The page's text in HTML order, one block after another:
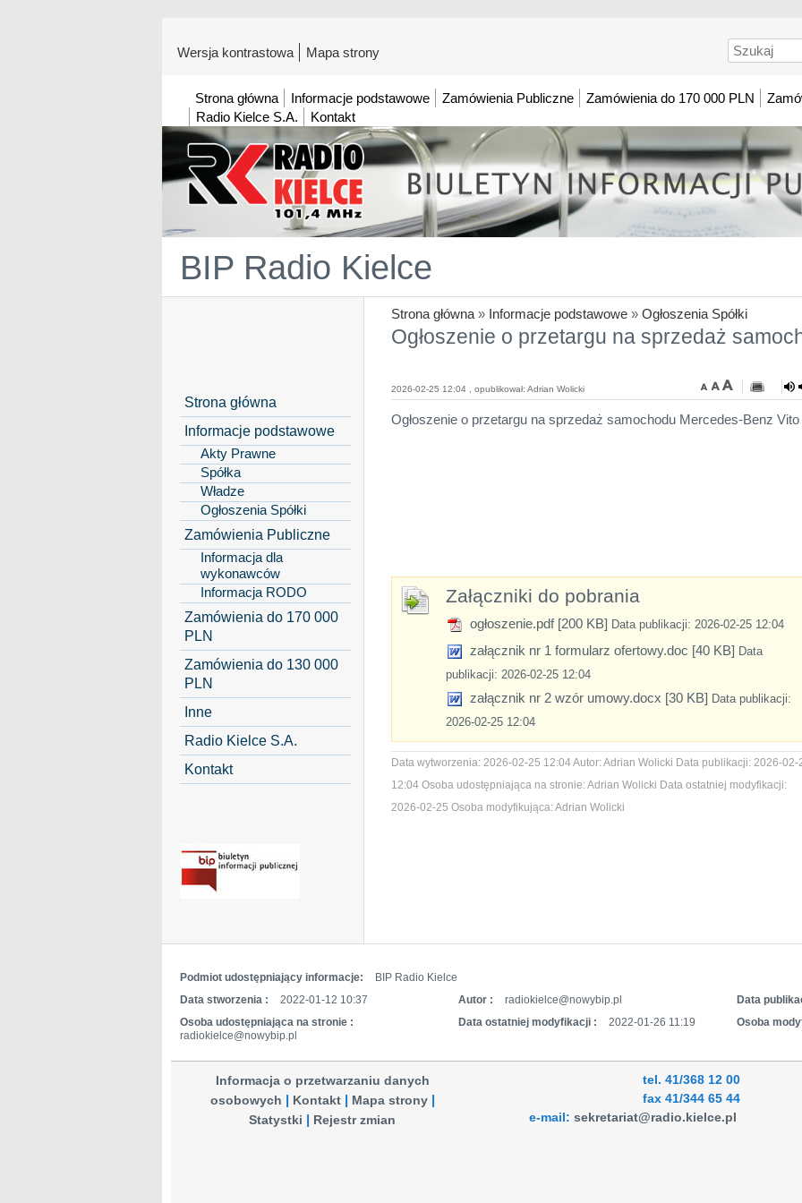
Wersja kontrastowa Mapa strony Szukaj
Strona główna Informacje podstawowe Zamówienia Publiczne Zamówienia do 170 000 PLN
Radio Kielce S.A.
Kontakt
BIP Radio Kielce
Strona główna » Informacje podstawowe » Ogłoszenia Spółki
Ogłoszenie o przetargu na sprzedaż
Strona główna
Informacje podstawowe
Akty Prawne
Spółka
Władze
Ogłoszenia Spółki
Zamówienia Publiczne
Informacja dla
wykonawców
Informacja RODO
Zamówienia do 170 000
PLN
Zamówienia do 130 000
PLN
Inne
Radio Kielce S.A.
Kontakt
2026-02-25 12:04 , opublikował: Adrian Wolicki
Ogłoszenie o przetargu na sprzedaż samochodu Mercedes-Benz Vito
Załączniki do pobrania
ogłoszenie.pdf [200 KB] Data publikacji: 2026-02-25 12:04
załącznik nr 1 formularz ofertowy.doc [40 KB] Data
publikacji: 2026-02-25 12:04
załącznik nr 2 wzór umowy.docx [30 KB] Data publikacji:
2026-02-25 12:04
Data wytworzenia: 2026-02-25 12:04Autor:Adrian Wolicki Data publikacji: 2026-02-
12:04 Osoba udostępniająca na stronie:Adrian Wolicki Data ostatniej modyfikacji:
2026-02-25 Osoba modyfikująca:Adrian Wolicki
Podmiot udostępniający informacje:
BIP Radio Kielce
Data stworzenia :
2022-01-12 10:37 Autor : radiokielce@nowybip.pl
Data
Osoba udostępniająca na stronie :
radiokielce@nowybip.pl
Data ostatniej modyfikacji : 2022-01-26 11:19 Osoba
Informacja o przetwarzaniu danych
osobowych
Kontakt
Mapa strony
Statystki
Rejestr zmian
tel. 41/368 12 00
fax 41/344 65 44
e-mail:sekretariat@radio.kielce.pl